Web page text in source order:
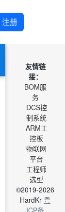
注册
友情链
接：
BOM服
务
DCS控
制系统
ARM工
控板
物联网
平台
工程师
选型
©2019-2026
HardKr 粤
ICP备